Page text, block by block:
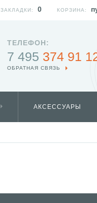
ТЕЛЕФОН:
7 495 374 91
ОБРАТНАЯ СВЯЗЬ
АКСЕССУАРЫ
КОРЗИНА:
ЗАКЛАДКИ: 0